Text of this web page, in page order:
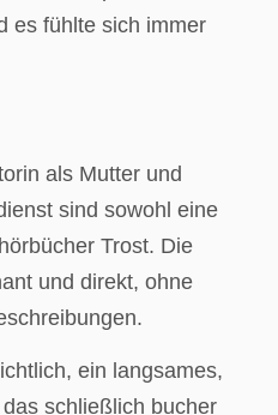
es fühlte sich immer
als Mutter und
sind sowohl eine
Trost. Die
und direkt, ohne
ein langsames,
schließlich bucher